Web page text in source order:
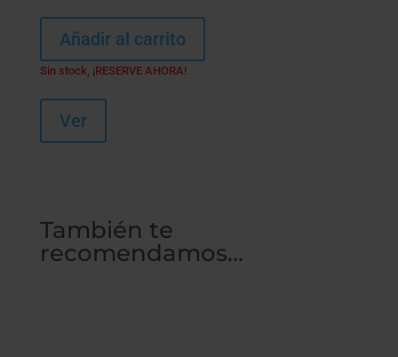
Añadir al carrito
Sin stock, ¡RESERVE AHORA!
Ver
También te
recomendamos…